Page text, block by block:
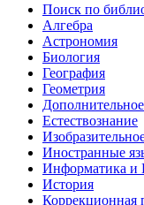
Поиск по
Алгебра
Астрономия
Биология
География
Геометрия
Естествознание
Иностранные
Информатика
История
Коррекционная